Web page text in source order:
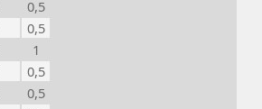
0,5
0,5
1
0,5
0,5